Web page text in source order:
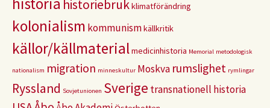
historiebrukklimatförändring
kolonialism kommunismkällkritik
källor/källmaterialmedicinhistoria Memorial metodologisk
nationalism migration minneskultur Moskva rumslighet rymlingar
Ryssland Sovjetunionen Sverige transnationell historia